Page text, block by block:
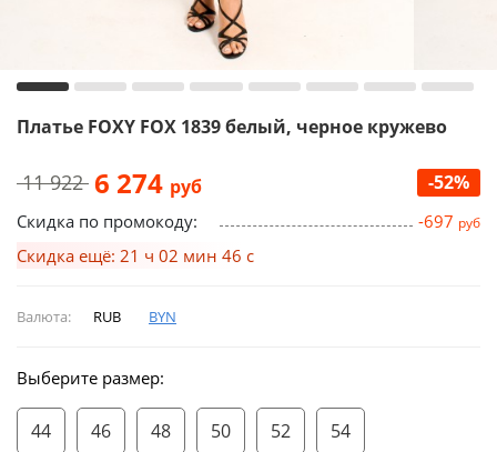
Платье FOXY FOX 1839 белый, черное кружево
11 922 6 274 руб -52%
Скидка по промокоду: -697 руб
Скидка ещё: 21 ч 02 мин 46 с
Валюта: RUB BYN
Выберите размер:
44 46 48 50 52 54